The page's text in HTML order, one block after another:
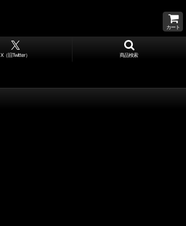
カート
X（旧Twitter） 商品検索